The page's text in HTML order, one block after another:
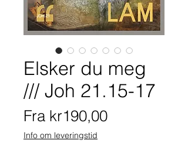
Elsker du meg
/// Joh 21.15-17
Fra kr190,00Salgspris
Info om leveringstid